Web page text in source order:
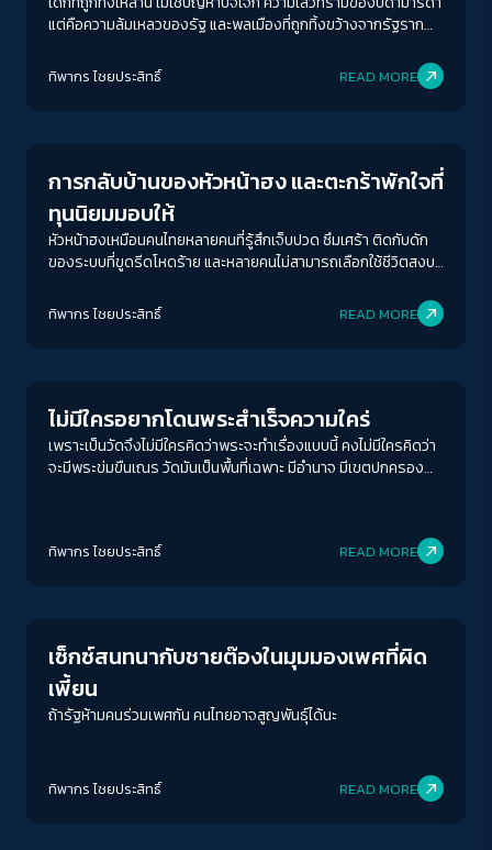
แต่คือความล้มเหลวของรัฐ และพลเมืองที่ถูกทิ้งขว้างจากรัฐราก
ทิพากร ไชย​ประสิทธิ์​ READ MORE
การกลับบ้านของหัวหน้าฮง และตะกร้าพักใจที่
ทุนนิยมมอบให้
หัวหน้าฮงเหมือนคนไทยหลายคนที่รู้สึกเจ็บปวด ซึมเศร้า ติดกับดัก
ของระบบที่ขูดรีดโหดร้าย และหลายคนไม่สามารถเลือกใช้ชีวิตสงบ
ทิพากร ไชย​ประสิทธิ์​ READ MORE
ไม่มีใครอยากโดนพระสำเร็จความใคร่
เพราะเป็นวัดจึงไม่มีใครคิดว่าพระจะทำเรื่องแบบนี้ คงไม่มีใครคิดว่า
จะมีพระข่มขืนเณร วัดมันเป็นพื้นที่เฉพาะ มีอำนาจ มีเขตปกครอง
ทิพากร ไชย​ประสิทธิ์​ READ MORE
เซ็กซ์สนทนากับชายต๊องในมุมมองเพศที่ผิด
เพี้ยน
ถ้ารัฐห้ามคนร่วมเพศกัน คนไทยอาจสูญพันธ์ุได้นะ
ทิพากร ไชย​ประสิทธิ์​ READ MORE